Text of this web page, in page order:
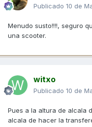
Publicado 10 de
Menudo susto!!!!, seguro
una scooter.
witxo
Publicado 10 de
Pues a la altura de alcala
alcala de hacer la